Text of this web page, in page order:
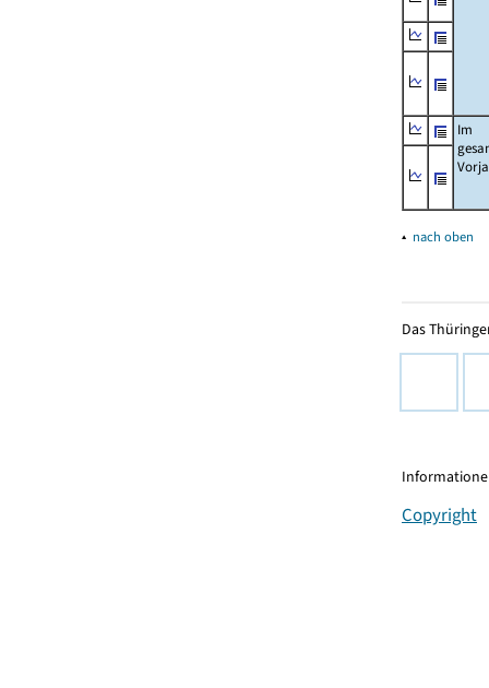
Im
▴ nach oben
Das
Copyright